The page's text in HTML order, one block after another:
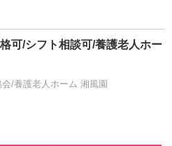
可/シフト相談可/養護老人ホー
/養護老人ホーム 湘風園